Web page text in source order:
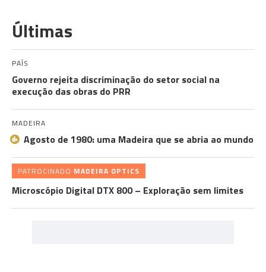
Últimas
PAÍS
Governo rejeita discriminação do setor social na
execução das obras do PRR
MADEIRA
Agosto de 1980: uma Madeira que se abria ao mundo
PATROCINADO MADEIRA OPTICS
Microscópio Digital DTX 800 – Exploração sem limites